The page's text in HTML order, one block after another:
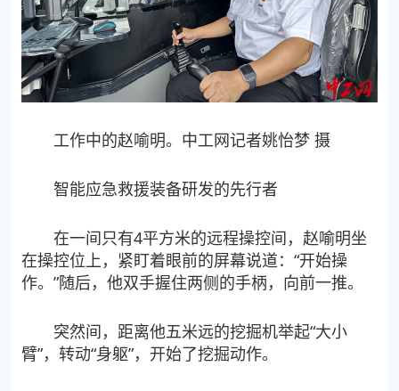
工作中的赵喻明。中工网记者姚怡梦 摄
智能应急救援装备研发的先行者
在一间只有4平方米的远程操控间，赵喻明坐
在操控位上，紧盯着眼前的屏幕说道：“开始操
作。”随后，他双手握住两侧的手柄，向前一推。
突然间，距离他五米远的挖掘机举起“大小
臂”，转动“身躯”，开始了挖掘动作。